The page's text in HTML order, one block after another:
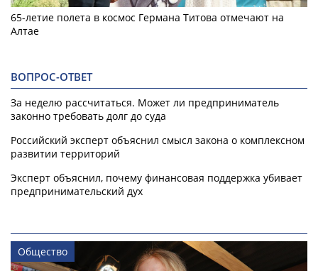
65-летие полета в космос Германа Титова отмечают на
Алтае
ВОПРОС-ОТВЕТ
За неделю рассчитаться. Может ли предприниматель
законно требовать долг до суда
Российский эксперт объяснил смысл закона о комплексном
развитии территорий
Эксперт объяснил, почему финансовая поддержка убивает
предпринимательский дух
Общество